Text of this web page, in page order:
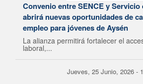
Convenio entre SENCE y
abrirá nuevas oportunidades de
empleo para jóvenes de Aysén
La alianza permitirá fortalecer el
laboral,...
Jueves, 25 Junio, 2026 -